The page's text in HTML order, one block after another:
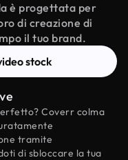
è progettata per
di creazione di
il tuo brand.
stock
Coverr colma
tramite
di sbloccare la tua